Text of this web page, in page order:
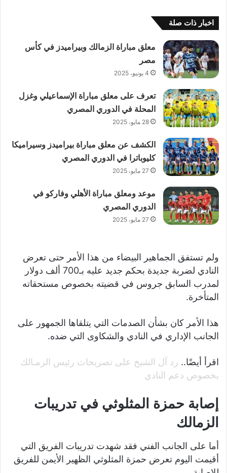
اخبار ذات صلة
معلق مباراة الزمالك وبيراميدز في كأس
مصر
4 يونيو، 2025
تعرف على معلق مباراة الإسماعيلي وغزل
المحلة في الدوري المصري
28 مايو، 2025
الكشف عن معلق مباراة بيراميدز وسيراميكا
كليوباترا في الدوري المصري
27 مايو، 2025
موعد ومعلق مباراة الأهلي وفاركو في
الدوري المصري
27 مايو، 2025
ولم تستفق الجماهير البيضاء من هذا الأمر حتى تعرض
النادي لضربة جديدة بحكم جديد عليه بـ700 ألف دولار
لمدرب السابق جروس في قضيته بخصوص مستحقاته
المتأخرة.
هذا الأمر كان بشأن الصدمات التي يتلقاها الجمهور على
الجانب الإداري في النادي والشكاوى التي ضده.
اقرأ أيضًا.. رد آل الشيخ على تصريحات رئيس الزمـالك
بخصوص دعم النادي
إصابة حمزة المثلوثي في تدريبات
الزمالك
أما على الجانب الفني فقد شهدت تدريبات الفريق التي
أقيمت اليوم تعرض حمزة المثلوثي الظهير الأيمن للفريق